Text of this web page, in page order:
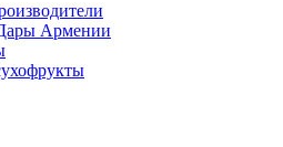
Армении